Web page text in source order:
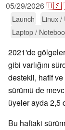
05/29/2026🇺🇸
Launch Linux /
Laptop /
2021'de
gibi varlığını
destekli, hafif ve
sürümü de
üyeler ayda 2,5
Bu haftaki